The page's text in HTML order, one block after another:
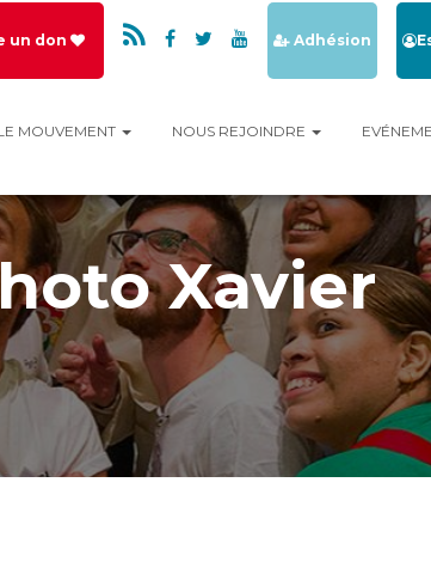
un don Adhésion
MOUVEMENT NOUS REJOINDRE
Xavier